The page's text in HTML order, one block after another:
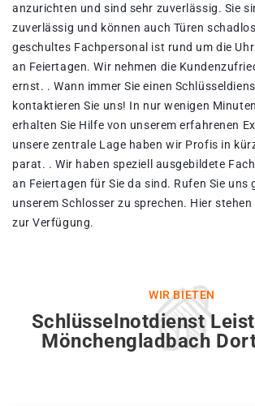
anzurichten und sind sehr zuverlässig. Sie
zuverlässig und können auch Türen
geschultes Fachpersonal ist rund um die
an Feiertagen. Wir nehmen die
ernst. . Wann immer Sie einen
kontaktieren Sie uns! In nur wenigen
erhalten Sie Hilfe von unserem erfahrenen
unsere zentrale Lage haben wir Profis in
parat. . Wir haben speziell ausgebildete
an Feiertagen für Sie da sind. Rufen Sie uns
unserem Schlosser zu sprechen. Hier
zur Verfügung.
WIR BIETEN
Schlüsselnotdienst
Mönchengladbach